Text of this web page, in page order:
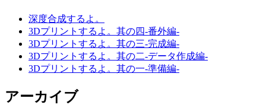
深度合成するよ。
3Dプリントするよ。其の四-番外編-
3Dプリントするよ。其の三-完成編-
3Dプリントするよ。其の二-データ作成編-
3Dプリントするよ。其の一-準備編-
アーカイブ